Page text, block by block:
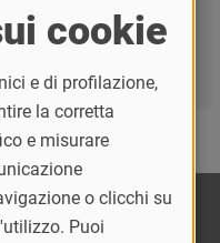
Cooperazione
cookie
e di profilazione,
la corretta
e misurare
o clicchi su
Puoi